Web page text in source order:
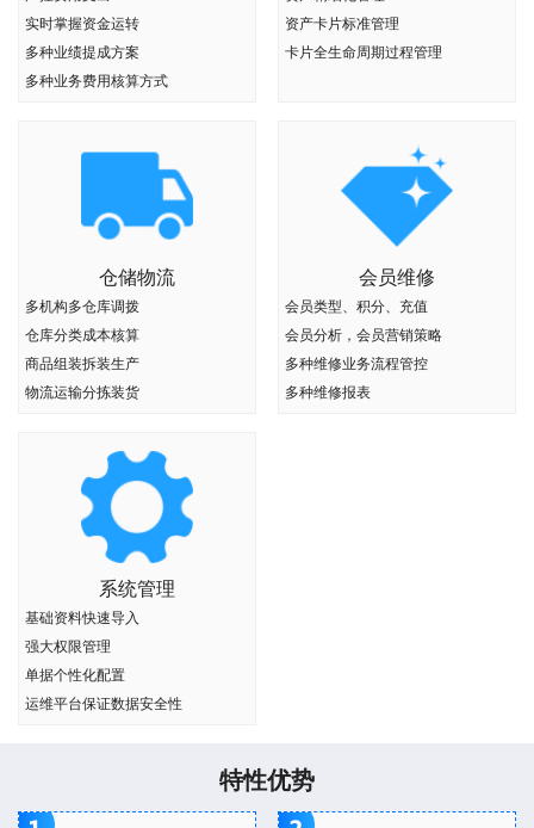
实时掌握资金运转
多种业绩提成方案
多种业务费用核算方式
资产卡片标准管理
卡片全生命周期过程管理
仓储物流
多机构多仓库调拨
仓库分类成本核算
商品组装拆装生产
物流运输分拣装货
会员维修
会员类型、积分、充值
会员分析，会员营销策略
多种维修业务流程管控
多种维修报表
系统管理
基础资料快速导入
强大权限管理
单据个性化配置
运维平台保证数据安全性
特性优势